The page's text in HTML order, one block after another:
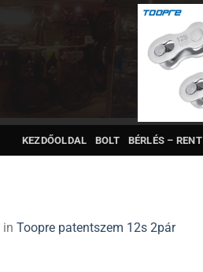
KEZDŐOLDAL BOLT BÉRLÉS – RENT
in Toopre patentszem 12s 2pár